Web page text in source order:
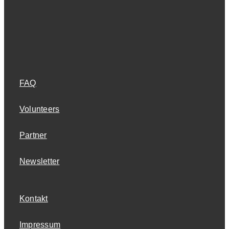
FAQ
Volunteers
Partner
Newsletter
Kontakt
Impressum